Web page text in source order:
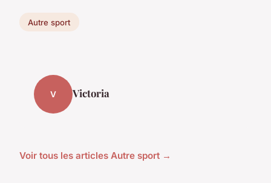
Autre sport
V Victoria
Voir tous les articles Autre sport →